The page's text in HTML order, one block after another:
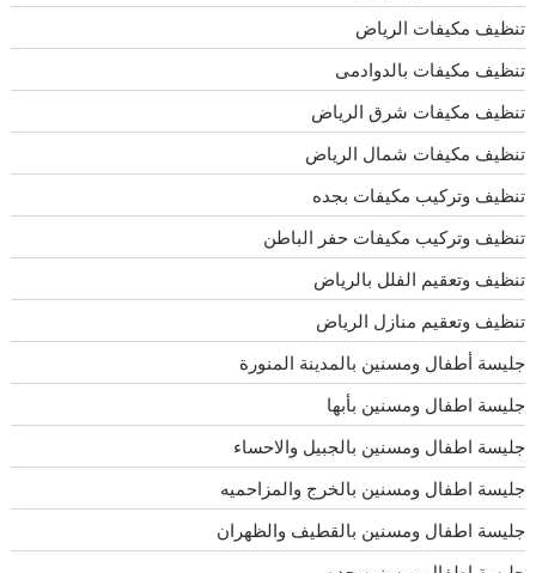
تنظيف مكيفات الرياض
تنظيف مكيفات بالدوادمى
تنظيف مكيفات شرق الرياض
تنظيف مكيفات شمال الرياض
تنظيف وتركيب مكيفات بجده
تنظيف وتركيب مكيفات حفر الباطن
تنظيف وتعقيم الفلل بالرياض
تنظيف وتعقيم منازل الرياض
جليسة أطفال ومسنين بالمدينة المنورة
جليسة اطفال ومسنين بأبها
جليسة اطفال ومسنين بالجبيل والاحساء
جليسة اطفال ومسنين بالخرج والمزاحميه
جليسة اطفال ومسنين بالقطيف والظهران